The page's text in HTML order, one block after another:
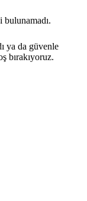
ya da güvenle
bırakıyoruz.